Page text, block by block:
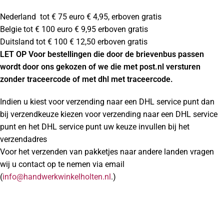
Nederland tot € 75 euro € 4,95, erboven gratis
Belgie tot € 100 euro € 9,95 erboven gratis
Duitsland tot € 100 € 12,50 erboven gratis
LET OP Voor bestellingen die door de brievenbus passen
wordt door ons gekozen of we die met post.nl versturen
zonder traceercode of met dhl met traceercode.
Indien u kiest voor verzending naar een DHL service punt dan
bij verzendkeuze kiezen voor verzending naar een DHL service
punt en het DHL service punt uw keuze invullen bij het
verzendadres
Voor het verzenden van pakketjes naar andere landen vragen
wij u contact op te nemen via email
(info@handwerkwinkelholten.nl .)